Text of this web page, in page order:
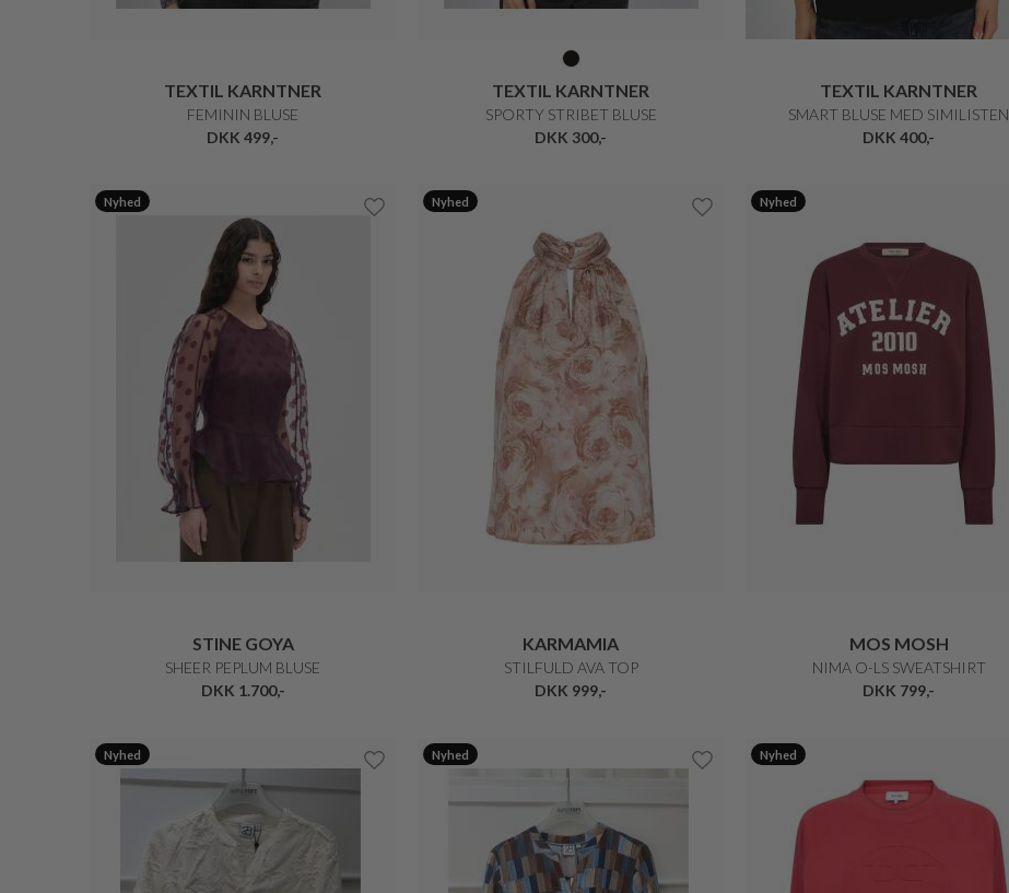
TEXTIL KARNTNER
FEMININ BLUSE
DKK 499,-
TEXTIL KARNTNER
SPORTY STRIBET BLUSE
DKK 300,-
TEXTIL KARNTNER
SMART BLUSE MED SIMILISTEN
DKK 400,-
Nyhed
STINE GOYA
SHEER PEPLUM BLUSE
DKK 1.700,-
Nyhed
KARMAMIA
STILFULD AVA TOP
DKK 999,-
Nyhed
MOS MOSH
NIMA O-LS SWEATSHIRT
DKK 799,-
Nyhed Nyhed Nyhed